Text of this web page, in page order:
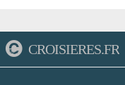
CROISIERES.FR